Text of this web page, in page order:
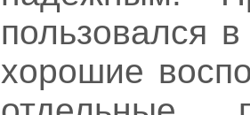
пользовался
хорошие